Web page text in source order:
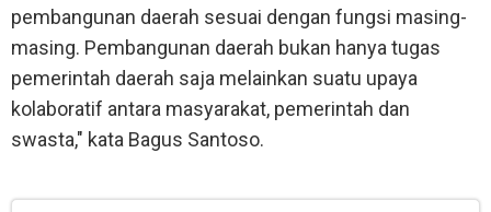
pembangunan daerah sesuai dengan fungsi masing-
masing. Pembangunan daerah bukan hanya tugas
pemerintah daerah saja melainkan suatu upaya
kolaboratif antara masyarakat, pemerintah dan
swasta," kata Bagus Santoso.